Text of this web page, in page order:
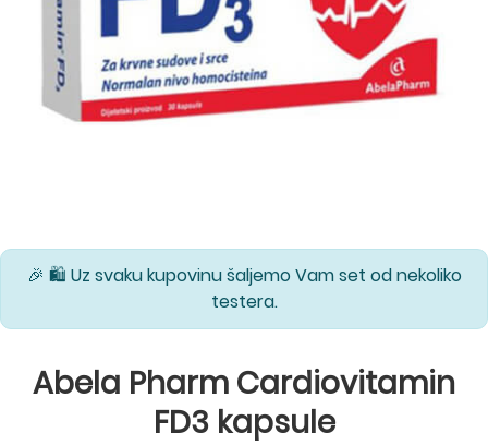
🎉 🛍️ Uz svaku kupovinu šaljemo Vam set od nekoliko
testera.
Abela Pharm Cardiovitamin
FD3 kapsule